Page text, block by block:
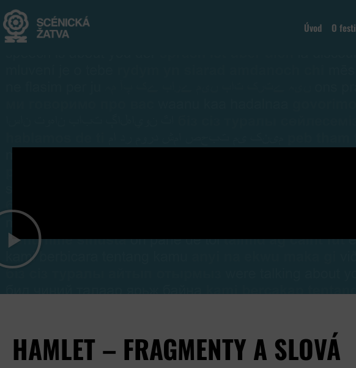
Úvod O
HAMLET – FRAGMENTY A SLOVÁ